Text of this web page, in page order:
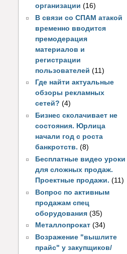
организации (16)
В связи со СПАМ атакой
временно вводится
премодерация
материалов и
регистрации
пользователей(11)
Где найти актуальные
обзоры рекламных
сетей? (4)
Бизнес сколачивает не
состояния. Юрлица
начали год с роста
банкротств. (8)
Бесплатные видео уроки
для сложных продаж.
Проектные продажи. (11)
Вопрос по активным
продажам спец
оборудования (35)
Металлопрокат (34)
Возражение "вышлите
прайс" у закупщиков/